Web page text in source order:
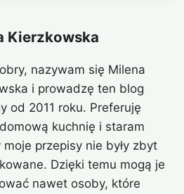
Kierzkowska
nazywam się Milena
i prowadzę ten blog
od 2011 roku. Preferuję
kuchnię i staram
moje przepisy nie były zbyt
Dzięki temu mogą je
nawet osoby, które